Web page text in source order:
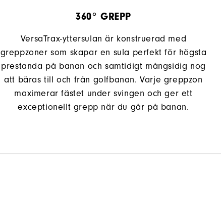
360° GREPP
VersaTrax-yttersulan är konstruerad med
greppzoner som skapar en sula perfekt för högsta
prestanda på banan och samtidigt mångsidig nog
att bäras till och från golfbanan. Varje greppzon
maximerar fästet under svingen och ger ett
exceptionellt grepp när du går på banan.